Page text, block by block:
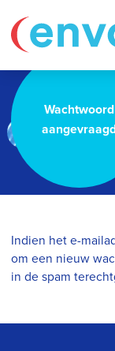
Wachtwoord
Indien het e-
om een nieuw
in de spam